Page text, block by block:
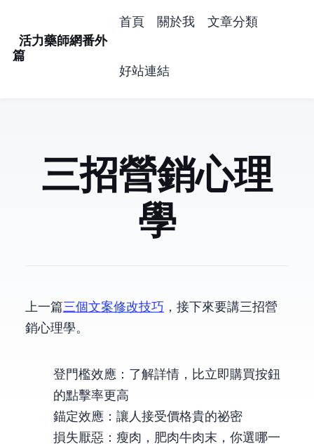
活力藥師網番外
篇
首頁 關於我 文章分類
好站連結
三招營銷心理
學
上一篇三個文案修改技巧 ，接下來要講三招營
銷心理學。
登門檻效應：了解詳情，比立即購買按鈕
的點擊率更高
錨定效應：讓人接受價格貴的祕密
損失厭惡：瘦肉70%，肥肉30%牛肉末，你選哪一